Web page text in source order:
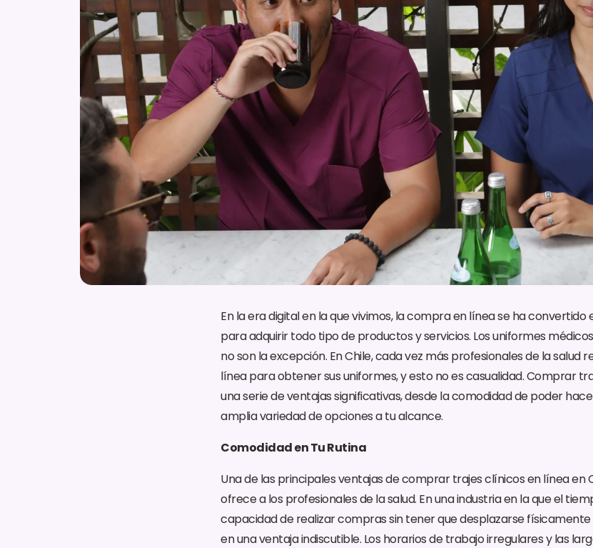
En la era digital en la que vivimos, la compra en línea se ha
para adquirir todo tipo de productos y servicios. Los uniformes
no son la excepción. En Chile, cada vez más profesionales de la salud
línea para obtener sus uniformes, y esto no es casualidad. Comprar
una serie de ventajas significativas, desde la comodidad de poder
amplia variedad de opciones a tu alcance.
Comodidad en Tu Rutina
Una de las principales ventajas de comprar trajes clínicos en línea en
ofrece a los profesionales de la salud. En una industria en la que el
capacidad de realizar compras sin tener que desplazarse
en una ventaja indiscutible. Los horarios de trabajo irregulares y las